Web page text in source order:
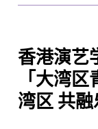
香港演艺
「大湾
湾区 共融